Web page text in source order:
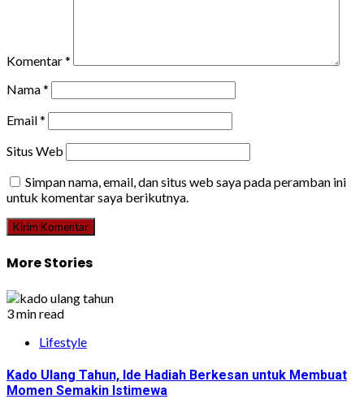
Komentar*
Nama*
Email*
Situs Web
Simpan nama, email, dan situs web saya pada peramban ini
untuk komentar saya berikutnya.
More Stories
3 min read
Lifestyle
Kado Ulang Tahun, Ide Hadiah Berkesan untuk Membuat
Momen Semakin Istimewa